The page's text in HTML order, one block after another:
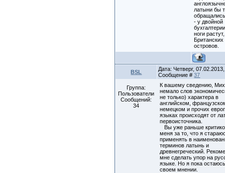
латыни бы
- у двойной
ноги
Британских
островов.
BSL
Дата: Четверг,
Сообщение #37
Группа:
Пользователи
Сообщений:
34
К вашему сведению,
немало слов
не только) характера в
английском,
немецком и прочих
языках происходят от
первоисточника.
Вы уже раньше
меня за то, что я
применять в
терминов латынь и
древнегреческий.
мне сделать упор на
языке. Но я пока
своем мнении.